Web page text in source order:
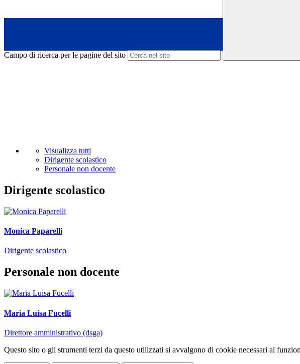
Campo di ricerca per le pagine del sito
Visualizza tutti
Dirigente scolastico
Personale non docente
Dirigente scolastico
Monica Paparelli
Dirigente scolastico
Personale non docente
Maria Luisa Fucelli
Direttore amministrativo (dsga)
Questo sito o gli strumenti terzi da questo utilizzati si avvalgono di cookie necessari al